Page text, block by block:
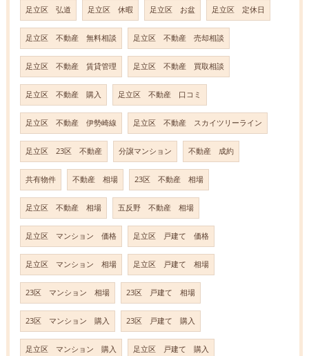
足立区 弘道 足立区 休暇 足立区 お盆 足立区 定休日
足立区 不動産 無料相談 足立区 不動産 売却相談
足立区 不動産 賃貸管理 足立区 不動産 買取相談
足立区 不動産 購入 足立区 不動産 口コミ
足立区 不動産 伊勢崎線 足立区 不動産 スカイツリーライン
足立区 23区 不動産 分譲マンション 不動産 成約
共有物件 不動産 相場 23区 不動産 相場
足立区 不動産 相場 五反野 不動産 相場
足立区 マンション 価格 足立区 戸建て 価格
足立区 マンション 相場 足立区 戸建て 相場
23区 マンション 相場 23区 戸建て 相場
23区 マンション 購入 23区 戸建て 購入
足立区 マンション 購入 足立区 戸建て 購入